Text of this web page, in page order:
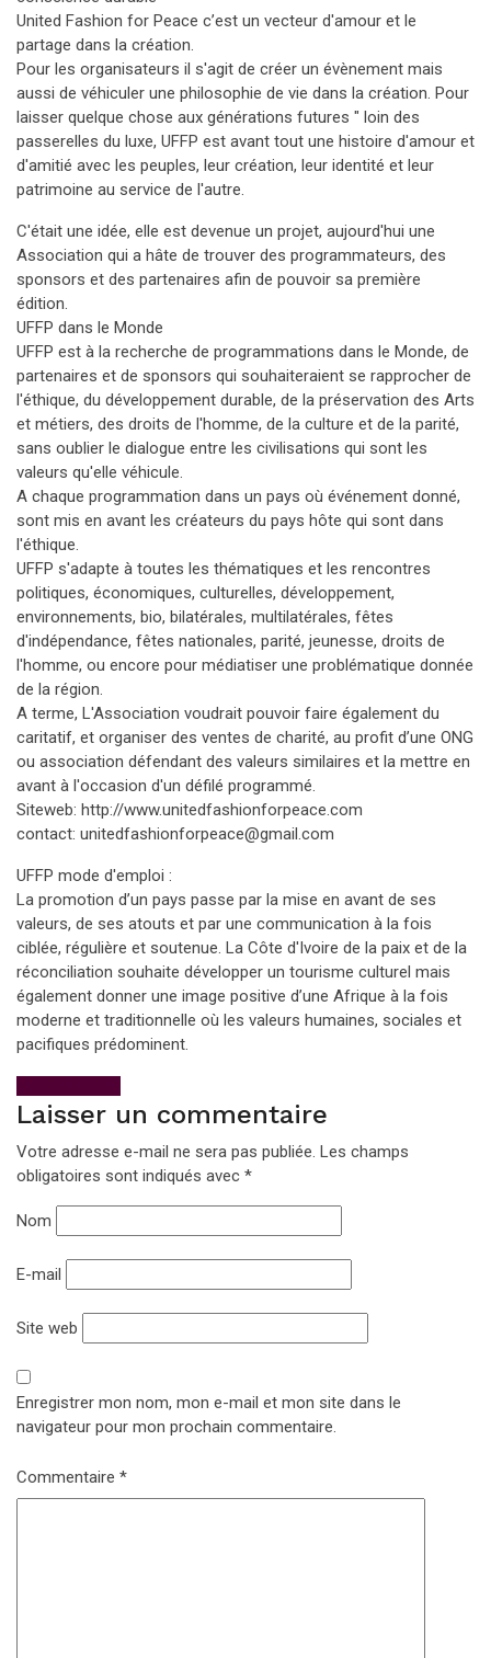
United Fashion for Peace c’est un vecteur d'amour et le
partage dans la création.
Pour les organisateurs il s'agit de créer un évènement mais
aussi de véhiculer une philosophie de vie dans la création. Pour
laisser quelque chose aux générations futures " loin des
passerelles du luxe, UFFP est avant tout une histoire d'amour et
d'amitié avec les peuples, leur création, leur identité et leur
patrimoine au service de l'autre.
C'était une idée, elle est devenue un projet, aujourd'hui une
Association qui a hâte de trouver des programmateurs, des
sponsors et des partenaires afin de pouvoir sa première
édition.
UFFP dans le Monde
UFFP est à la recherche de programmations dans le Monde, de
partenaires et de sponsors qui souhaiteraient se rapprocher de
l'éthique, du développement durable, de la préservation des Arts
et métiers, des droits de l'homme, de la culture et de la parité,
sans oublier le dialogue entre les civilisations qui sont les
valeurs qu'elle véhicule.
A chaque programmation dans un pays où événement donné,
sont mis en avant les créateurs du pays hôte qui sont dans
l'éthique.
UFFP s'adapte à toutes les thématiques et les rencontres
politiques, économiques, culturelles, développement,
environnements, bio, bilatérales, multilatérales, fêtes
d'indépendance, fêtes nationales, parité, jeunesse, droits de
l'homme, ou encore pour médiatiser une problématique donnée
de la région.
A terme, L'Association voudrait pouvoir faire également du
caritatif, et organiser des ventes de charité, au profit d’une ONG
ou association défendant des valeurs similaires et la mettre en
avant à l'occasion d'un défilé programmé.
Siteweb: http://www.unitedfashionforpeace.com
contact: unitedfashionforpeace@gmail.com
UFFP mode d'emploi :
La promotion d’un pays passe par la mise en avant de ses
valeurs, de ses atouts et par une communication à la fois
ciblée, régulière et soutenue. La Côte d'Ivoire de la paix et de la
réconciliation souhaite développer un tourisme culturel mais
également donner une image positive d’une Afrique à la fois
moderne et traditionnelle où les valeurs humaines, sociales et
pacifiques prédominent.
Laisser un commentaire
Votre adresse e-mail ne sera pas publiée. Les champs
obligatoires sont indiqués avec *
Nom
E-mail
Site web
Enregistrer mon nom, mon e-mail et mon site dans le
navigateur pour mon prochain commentaire.
Commentaire *